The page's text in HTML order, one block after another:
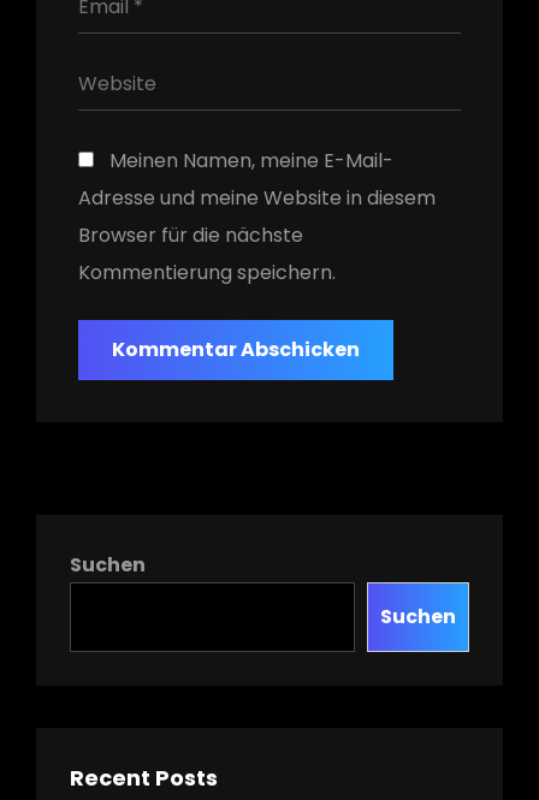
Meinen Namen, meine E-Mail-
Adresse und meine Website in diesem
Browser für die nächste
Kommentierung speichern.
Suchen
Suchen
Recent Posts